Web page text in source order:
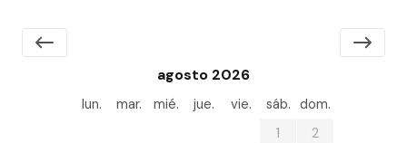
agosto 2026
lun. mar. mié. jue. vie. sáb. dom.
1
2